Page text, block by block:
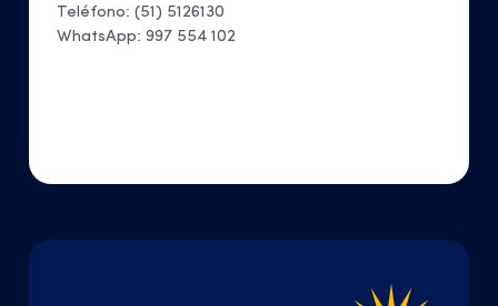
Teléfono: (51) 5126130
WhatsApp: 997 554 102